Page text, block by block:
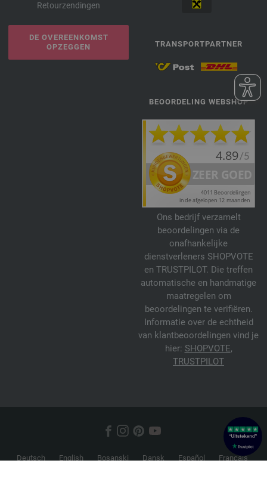
Retourzendingen
DE OVEREENKOMST
OPZEGGEN
TRANSPORTPARTNER
BEOORDELING WEBSHOP
Ons bedrijf verzamelt
beoordelingen via de
onafhankelijke
dienstverleners SHOPVOTE
en TRUSTPILOT. Die treffen
automatische en handmatige
maatregelen om
beoordelingen te verifiëren.
Informatie over de echtheid
van klantbeoordelingen vind je
hier: SHOPVOTE,
TRUSTPILOT
Deutsch English Bosanski Dansk Español
Français